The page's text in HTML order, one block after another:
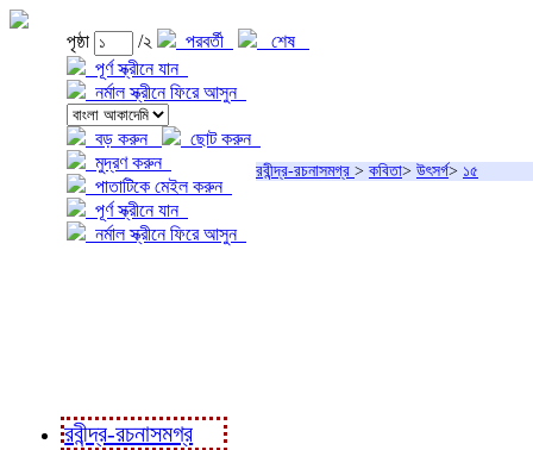
পৃষ্ঠা /২ পরবর্তী
শেষ
পূর্ণ স্ক্রীনে যান
নর্মাল স্ক্রীনে ফিরে আসুন
বড় করুন
ছোট করুন
মুদ্রণ করুন
পাতাটিকে মেইল করুন
পূর্ণ স্ক্রীনে যান
নর্মাল স্ক্রীনে ফিরে আসুন
রবীন্দ্র-রচনাসমগ্র > কবিতা> উৎসর্গ> ১৫
রবীন্দ্র-রচনাসমগ্র